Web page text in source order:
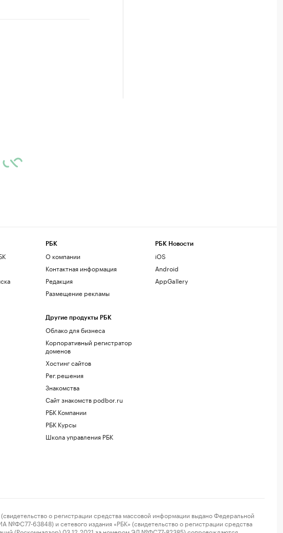
РБК
О компании
Контактная информация
Редакция
Размещение рекламы
Другие продукты РБК
Облако для бизнеса
Корпоративный регистратор
доменов
Хостинг сайтов
Рег.решения
Знакомства
Сайт знакомств podbor.ru
РБК Компании
РБК Курсы
Школа управления РБК
РБК Новости
iOS
Android
AppGallery
о регистрации средства массовой информации выдано Федеральной
63848) и сетевого издания «РБК» (свидетельство о регистрации средства